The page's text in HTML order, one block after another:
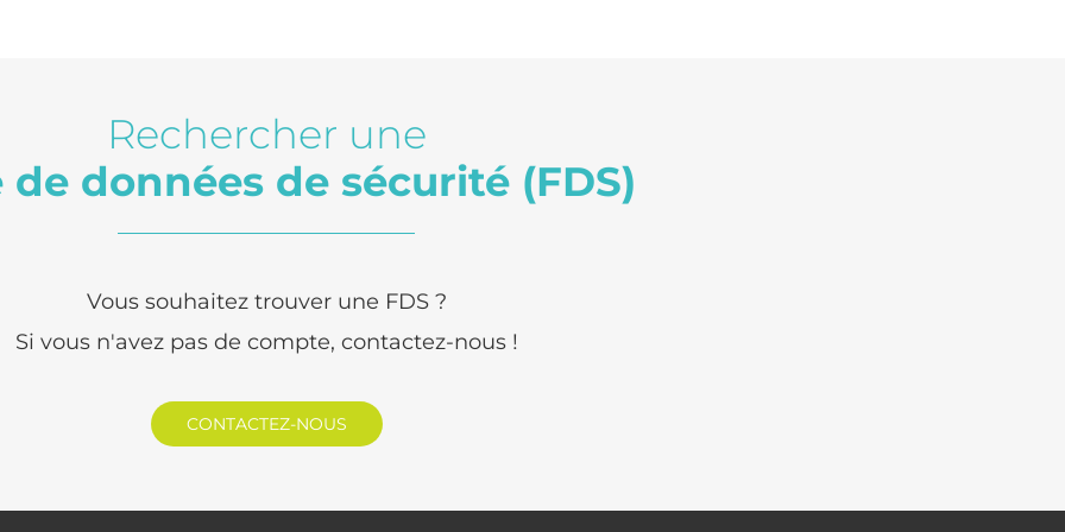
Rechercher une
données de sécurité (FDS)
Vous souhaitez trouver une FDS ?
Si vous n'avez pas de compte, contactez-nous !
CONTACTEZ-NOUS